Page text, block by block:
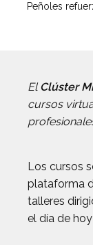
Peñoles
ElClúster
cursos
Los cursos
plataforma
talleres
el día de hoy